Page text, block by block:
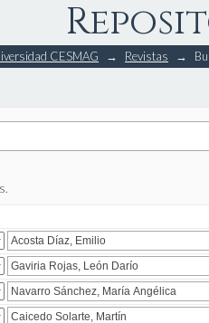
CESMAG → Revistas →